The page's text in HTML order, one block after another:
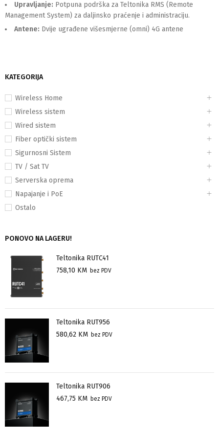
KATEGORIJA
Wireless Home
Wireless sistem
Wired sistem
Fiber optički sistem
Sigurnosni Sistem
TV / Sat TV
Serverska oprema
Napajanje i PoE
Ostalo
PONOVO NA LAGERU!
Teltonika RUTC41
758,10 KM bez PDV
Teltonika RUT956
580,62 KM bez PDV
Teltonika RUT906
467,75 KM bez PDV
Upravljanje: Potpuna podrška za Teltonika RMS (Remote
Management System) za daljinsko praćenje i administraciju.
Antene: Dvije ugrađene višesmjerne (omni) 4G antene